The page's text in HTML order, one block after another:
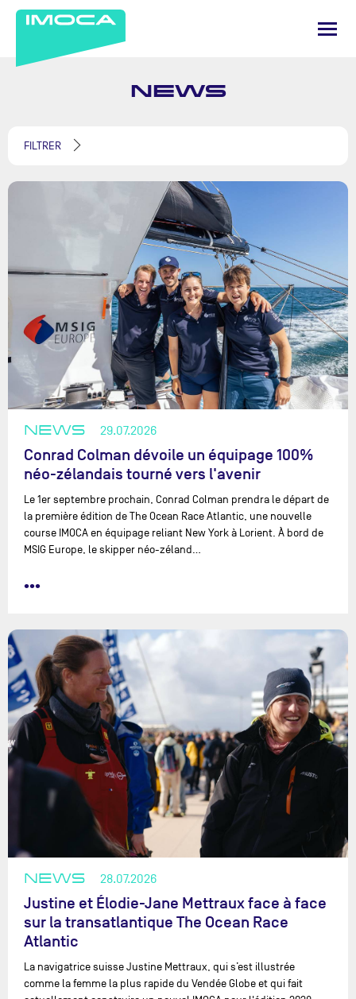
NEWS
FILTRER
NEWS 29.07.2026
Conrad Colman dévoile un équipage 100%
néo-zélandais tourné vers l'avenir
Le 1er septembre prochain, Conrad Colman prendra le départ de
la première édition de The Ocean Race Atlantic, une nouvelle
course IMOCA en équipage reliant New York à Lorient. À bord de
MSIG Europe, le skipper néo-zéland…
•••
NEWS 28.07.2026
Justine et Élodie-Jane Mettraux face à face
sur la transatlantique The Ocean Race
Atlantic
La navigatrice suisse Justine Mettraux, qui s’est illustrée
comme la femme la plus rapide du Vendée Globe et qui fait